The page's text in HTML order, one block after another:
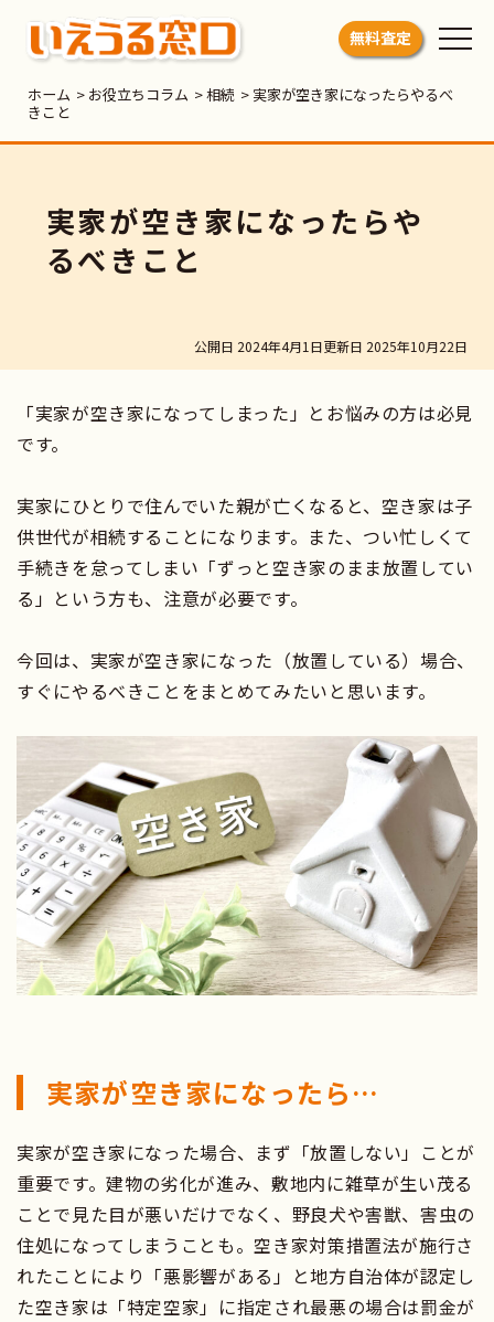
いえうる窓口
無料査定
ホーム > お役立ちコラム >相続 > 実家が空き家になったらやるべ
きこと
実家が空き家になったらや
るべきこと
公開日 2024年4月1日更新日 2025年10月22日
「実家が空き家になってしまった」とお悩みの方は必見
です。
実家にひとりで住んでいた親が亡くなると、空き家は子
供世代が相続することになります。また、つい忙しくて
手続きを怠ってしまい「ずっと空き家のまま放置してい
る」という方も、注意が必要です。
今回は、実家が空き家になった（放置している）場合、
すぐにやるべきことをまとめてみたいと思います。
実家が空き家になったら…
実家が空き家になった場合、まず「放置しない」ことが
重要です。建物の劣化が進み、敷地内に雑草が生い茂る
ことで見た目が悪いだけでなく、野良犬や害獣、害虫の
住処になってしまうことも。空き家対策措置法が施行さ
れたことにより「悪影響がある」と地方自治体が認定し
た空き家は「特定空家」に指定され最悪の場合は罰金が